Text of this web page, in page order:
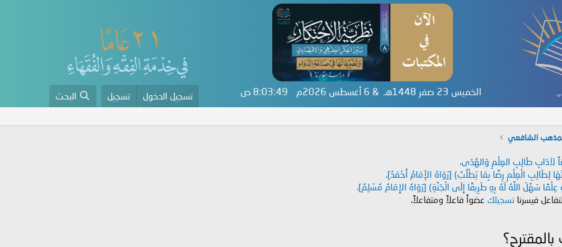
الخميس 23 صفر 1448هـ & 6 أغسطس 2026م 8:03:50 ص تسجيل الدخول تسجيل البحث
الشافعي
لآدَابِ طَالِبِ العِلْمِ وَالهُدَى،
لِطَالِبِ الْعِلْمِ رِضًا بِمَا يَطْلُبُ) [رَوَاهُ الإَمَامُ أَحْمَدُ]،
سَهَّلَ اللَّهُ لَهُ بِهِ طَرِيقًا إِلَى الْجَنَّةِ) [رَوَاهُ الإِمَامُ مُسْلِمٌ]،
فيسرنا تسجيلك عضواً فاعلاً ومتفاعلاً،